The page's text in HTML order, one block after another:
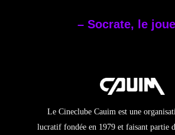
– Socrate, le
Le Cineclube Cauim est une
lucratif fondée en 1979 et faisant partie